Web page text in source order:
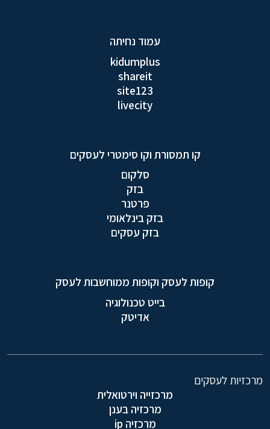
עמוד נחיתה
kidumplus
shareit
site123
livecity
קו תמסורת וקו סימטרי לעסקים
סלקום
בזק
פרטנר
בזק בינלאומי
בזק עסקים
קופות לעסק וקופות ממוחשבות לעסק
בייט טכנולוגיה
אדיטק
מרכזיות לעסקים
מרכזייה וירטואלית
מרכזיה בענן
מרכזיה ip